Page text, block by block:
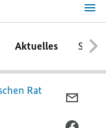
Aktuelles
Rat